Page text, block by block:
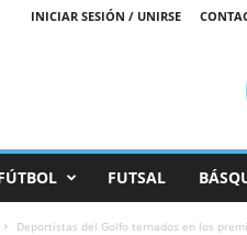
INICIAR SESIÓN / UNIRSE
FUTSAL
Deportistas del Golfo ternados en los